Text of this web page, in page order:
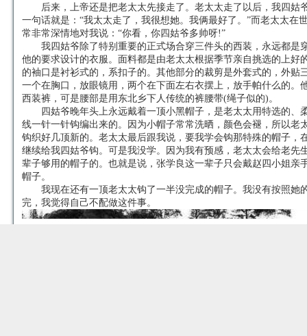
后来，上帝还是把老太太先接走了。老太太走了以后，我四姑
一句话就是：“我太太走了，我很想她。我俩最好了。”而老太太在
常非常深情地对我说：“你看，你四姑爷多帅呀!”
我四姑爷除了特别重要的正式场合穿三件头的西装，永远都是
他的要求设计的衣服。面料都是由老太太根据季节亲自挑选的上好
的袖口是衬衫式的，系扣子的。其他部分的裁剪是外套式的，外贴
一个在胸口，放眼镜用，两个在下面左右衣摆上，放手帕什么的。
西装裤，可是腰部是用东北乡下人传统的裤腰带(绳子似的)。
四姑爷晚年头上永远戴着一顶小黑帽子，是老太太用特选的、
线一针一针钩编出来的。因为小帽子常常洗晒，颜色会褪，所以老
钩织好几顶新的。老太太最后跟我说，要我学会钩那特殊的帽子，
继续给我四姑爷钩。可是我没学。因为我有预感，老太太会给老先
辈子够用的帽子的。也就是说，张学良这一辈子只会戴赵四小姐亲
帽子。
我现在还有一顶老太太钩了一半没完成的帽子。我没有按照她
完，我觉得自己不配做这件事。